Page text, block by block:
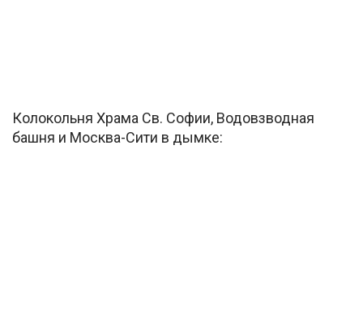
Колокольня Храма Св. Софии, Водовзводная
башня и Москва-Сити в дымке: